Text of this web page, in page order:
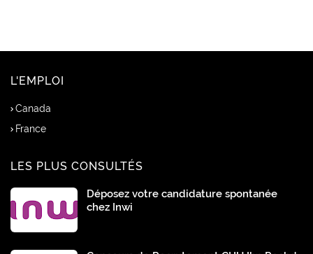
L'EMPLOI
Canada
France
LES PLUS CONSULTÉS
Déposez votre candidature spontanée
chez Inwi